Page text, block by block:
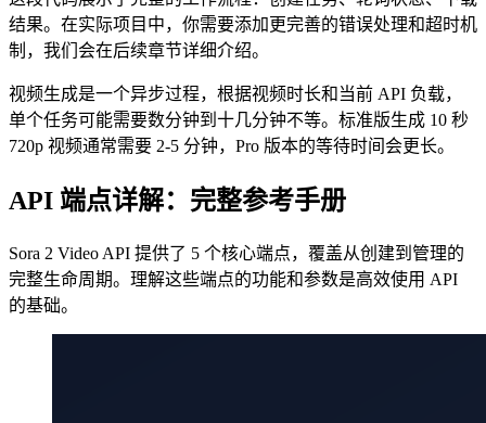
结果。在实际项目中，你需要添加更完善的错误处理和超时机
制，我们会在后续章节详细介绍。
视频生成是一个异步过程，根据视频时长和当前 API 负载，
单个任务可能需要数分钟到十几分钟不等。标准版生成 10 秒
720p 视频通常需要 2-5 分钟，Pro 版本的等待时间会更长。
API 端点详解：完整参考手册
Sora 2 Video API 提供了 5 个核心端点，覆盖从创建到管理的
完整生命周期。理解这些端点的功能和参数是高效使用 API
的基础。